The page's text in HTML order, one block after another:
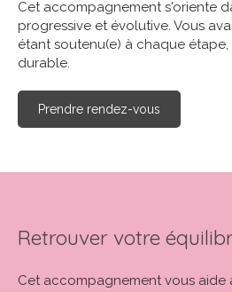
Cet accompagnement s'oriente
progressive et évolutive. Vous
étant soutenu(e) à chaque
durable.
Prendre rendez-vous
Retrouver votre
Cet accompagnement vous aide